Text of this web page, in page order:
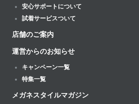
安心サポートについて
試着サービスついて
店舗のご案内
運営からのお知らせ
キャンペーン一覧
特集一覧
メガネスタイルマガジン